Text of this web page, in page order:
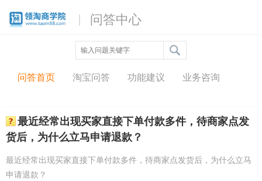
问答中心
问答首页 淘宝问答 功能建议 业务咨询
最近经常出现买家直接下单付款多件，待商家点发
货后，为什么立马申请退款？
最近经常出现买家直接下单付款多件，待商家点发货后，为什么立马
申请退款？